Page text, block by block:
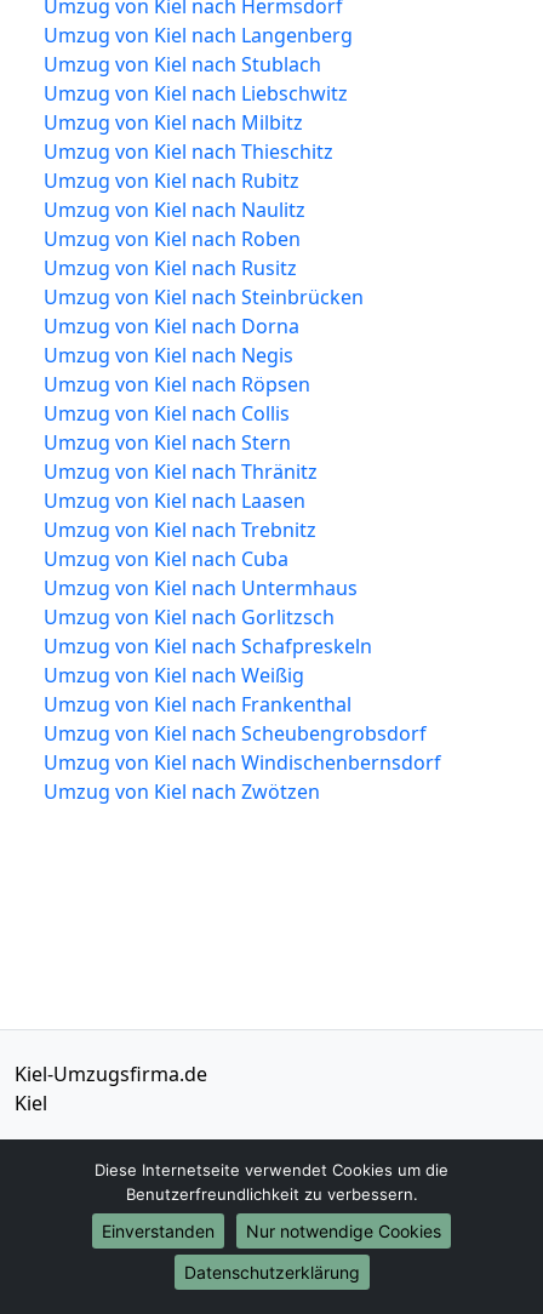
Umzug von Kiel nach Hermsdorf
Umzug von Kiel nach Langenberg
Umzug von Kiel nach Stublach
Umzug von Kiel nach Liebschwitz
Umzug von Kiel nach Milbitz
Umzug von Kiel nach Thieschitz
Umzug von Kiel nach Rubitz
Umzug von Kiel nach Naulitz
Umzug von Kiel nach Roben
Umzug von Kiel nach Rusitz
Umzug von Kiel nach Steinbrücken
Umzug von Kiel nach Dorna
Umzug von Kiel nach Negis
Umzug von Kiel nach Röpsen
Umzug von Kiel nach Collis
Umzug von Kiel nach Stern
Umzug von Kiel nach Thränitz
Umzug von Kiel nach Laasen
Umzug von Kiel nach Trebnitz
Umzug von Kiel nach Cuba
Umzug von Kiel nach Untermhaus
Umzug von Kiel nach Gorlitzsch
Umzug von Kiel nach Schafpreskeln
Umzug von Kiel nach Weißig
Umzug von Kiel nach Frankenthal
Umzug von Kiel nach Scheubengrobsdorf
Umzug von Kiel nach Windischenbernsdorf
Umzug von Kiel nach Zwötzen
Kiel-Umzugsfirma.de
Kiel
01579-2482328
info@kiel-umzugsfirma.de
Öffnungszeiten:Mo - Sa: 09:00 - 19:00 Uhr
Diese Internetseite verwendet Cookies um die
Benutzerfreundlichkeit zu verbessern.
Einverstanden
Nur notwendige Cookies
Datenschutzerklärung